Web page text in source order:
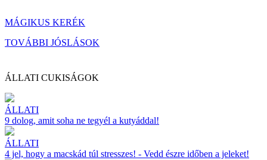
MÁGIKUS KERÉK
TOVÁBBI JÓSLÁSOK
ÁLLATI CUKISÁGOK
ÁLLATI
9 dolog, amit soha ne tegyél a kutyáddal!
ÁLLATI
4 jel, hogy a macskád túl stresszes! - Vedd észre időben a jeleket!